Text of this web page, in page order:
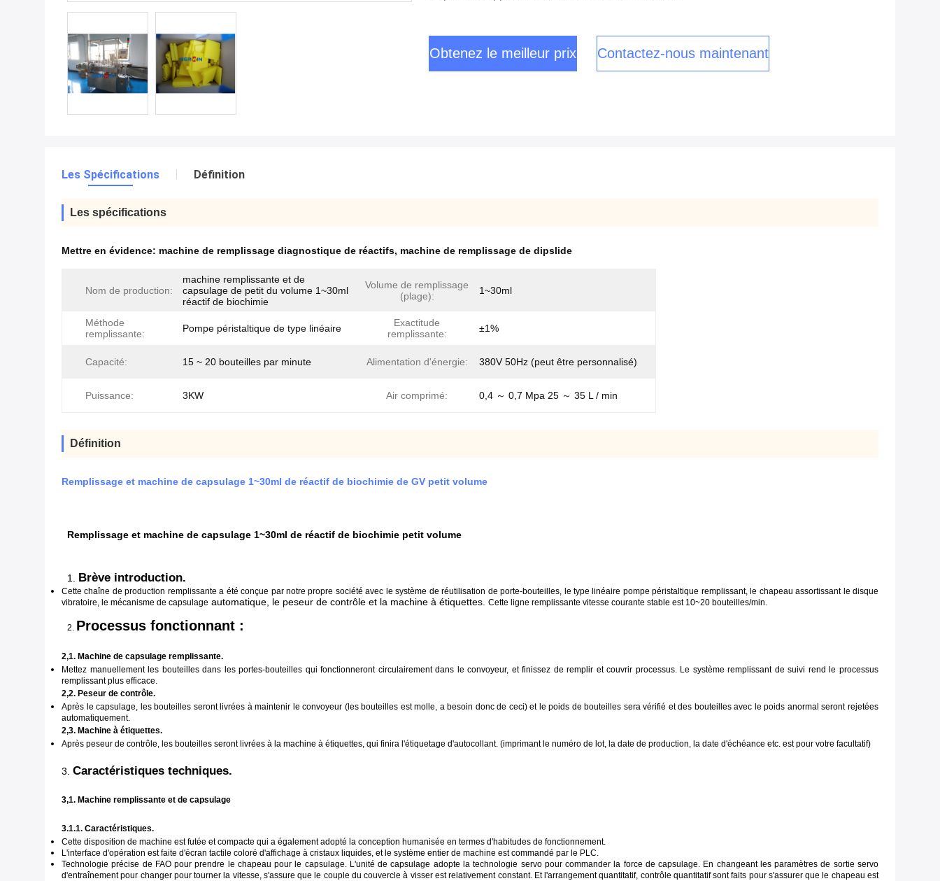
Obtenez le meilleur prix Contactez-nous maintenant
Les Spécifications Définition
Les spécifications
Mettre en évidence: machine de remplissage diagnostique de réactifs, machine de remplissage de dipslide
Nom de production:
machine remplissante et de
capsulage de petit du volume 1~30ml
réactif de biochimie
Volume de remplissage
(plage):
1~30ml
Méthode
remplissante:
Pompe péristaltique de type linéaire
Exactitude
remplissante:
±1%
Capacité: 15 ~ 20 bouteilles par minute Alimentation d'énergie: 380V 50Hz (peut être personnalisé)
Puissance: 3KW Air comprimé: 0,4 ～ 0,7 Mpa 25 ～ 35 L / min
Définition
Remplissage et machine de capsulage 1~30ml de réactif de biochimie de GV petit volume
Remplissage et machine de capsulage 1~30ml de réactif de biochimie petit volume
1. Brève introduction.
Cette chaîne de production remplissante a été conçue par notre propre société avec le système de réutilisation de porte-bouteilles, le type linéaire pompe péristaltique remplissant, le chapeau assortissant le disque
vibratoire, le mécanisme de capsulage automatique, le peseur de contrôle et la machine à étiquettes. Cette ligne remplissante vitesse courante stable est 10~20 bouteilles/min.
2. Processus fonctionnant :
2,1. Machine de capsulage remplissante.
Mettez manuellement les bouteilles dans les portes-bouteilles qui fonctionneront circulairement dans le convoyeur, et finissez de remplir et couvrir processus. Le système remplissant de suivi rend le processus
remplissant plus efficace.
2,2. Peseur de contrôle.
Après le capsulage, les bouteilles seront livrées à maintenir le convoyeur (les bouteilles est molle, a besoin donc de ceci) et le poids de bouteilles sera vérifié et des bouteilles avec le poids anormal seront rejetées
automatiquement.
2,3. Machine à étiquettes.
Après peseur de contrôle, les bouteilles seront livrées à la machine à étiquettes, qui finira l'étiquetage d'autocollant. (imprimant le numéro de lot, la date de production, la date d'échéance etc. est pour votre facultatif)
3. Caractéristiques techniques.
3,1. Machine remplissante et de capsulage
3.1.1. Caractéristiques.
Cette disposition de machine est futée et compacte qui a également adopté la conception humanisée en termes d'habitudes de fonctionnement.
L'interface d'opération est faite d'écran tactile coloré d'affichage à cristaux liquides, et le système entier de machine est commandé par le PLC.
Technologie précise de FAO pour prendre le chapeau pour le capsulage. L'unité de capsulage adopte la technologie servo pour commander la force de capsulage. En changeant les paramètres de sortie servo
d'entraînement pour changer pour tourner la vitesse, s'assure que le couple du couvercle à visser est relativement constant. Et l'arrangement quantitatif, contrôle quantitatif sont faits pour s'assurer que le chapeau est